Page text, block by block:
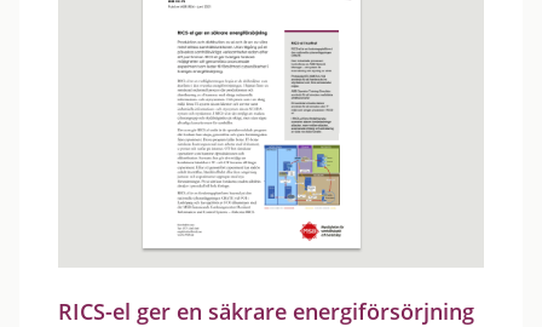
RICS-el ger en säkrare energiförsörjning